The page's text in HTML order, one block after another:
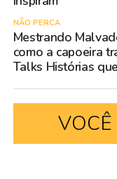
NÃO PERCA
Mestrando
como a capoeira
Talks Histórias